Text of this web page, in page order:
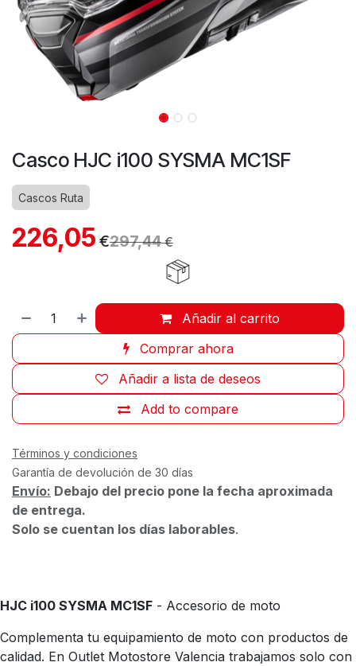
Casco HJC i100 SYSMA MC1SF
Cascos Ruta
226,05 €297,44€
Añadir al carrito
Comprar ahora
Add to compare
Añadir a lista de deseos
Términos y condiciones
Garantía de devolución de 30 días
Envío: Debajo del precio pone la fecha aproximada
de entrega.
Solo se cuentan los días laborables.
HJC i100 SYSMA MC1SF - Accesorio de moto
Complementa tu equipamiento de moto con productos de
calidad. En Outlet Motostore Valencia trabajamos solo con